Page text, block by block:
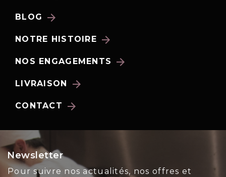
BLOG arrow_forward
NOTRE HISTOIRE arrow_forward
NOS ENGAGEMENTS arrow_forward
LIVRAISON arrow_forward
CONTACT arrow_forward
Newsletter
Pour suivre nos actualités, nos offres et